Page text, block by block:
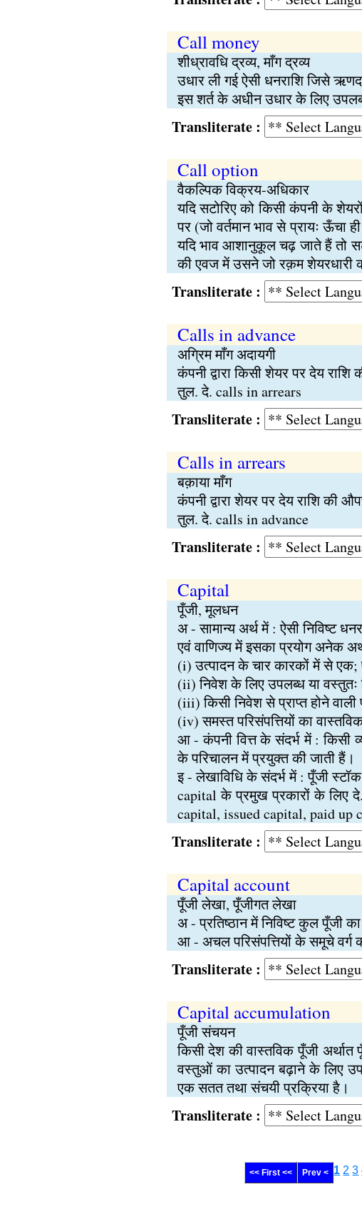
Call money
शीध्रावधि द्रव्य, माँग द्रव्य
उधार ली गई ऐसी धनराशि जिसे
इस शर्त के अधीन उधार के लिए
Transliterate :
Call option
वैकल्पिक विक्रय-अधिकार
यदि सटोरिए को किसी कंपनी के
पर (जो वर्तमान भाव से प्रायः ऊँचा
यदि भाव आशानुकूल चढ़ जाते हैं तो
की एवज में उसने जो रक़म शेयरधारी
Transliterate :
Calls in advance
अग्रिम माँग अदायगी
कंपनी द्वारा किसी शेयर पर देय राशि
तुल. दे. calls in arrears
Transliterate :
Calls in arrears
बक़ाया माँग
कंपनी द्वारा शेयर पर देय राशि की
तुल. दे. calls in advance
Transliterate :
Capital
पूँजी, मूलधन
अ - सामान्य अर्थ में : ऐसी निविष्ट
एवं वाणिज्य में इसका प्रयोग अनेक
(i) उत्पादन के चार कारकों में से
(ii) निवेश के लिए उपलब्ध या वस्तुतः
(iii) किसी निवेश से प्राप्त होने
(iv) समस्त परिसंपत्तियों का
आ - कंपनी वित्त के संदर्भ में : किसी
के परिचालन में प्रयुक्त की जाती हैं।
इ - लेखाविधि के संदर्भ में : पूँजी
capital के प्रमुख प्रकारों के लिए
capital, issued capital, paid up
Transliterate :
Capital account
पूँजी लेखा, पूँजीगत लेखा
अ - प्रतिष्ठान में निविष्ट कुल पूँजी
आ - अचल परिसंपत्तियों के समूचे वर्ग
Transliterate :
Capital accumulation
पूँजी संचयन
किसी देश की वास्तविक पूँजी
वस्तुओं का उत्पादन बढ़ाने के लिए
एक सतत तथा संचयी प्रक्रिया है।
Transliterate :
<< First << Prev < 1 2 3